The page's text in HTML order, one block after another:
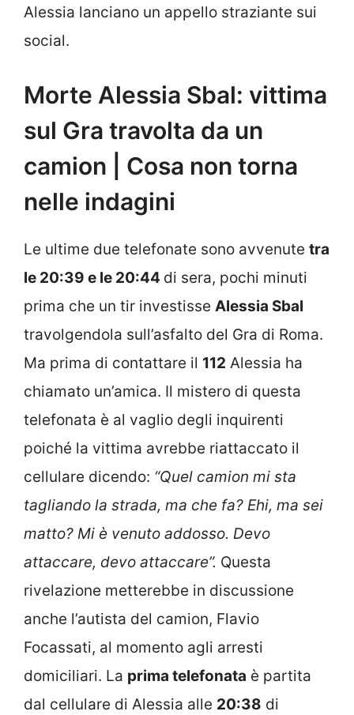
Alessia lanciano un appello straziante sui
social.
Morte Alessia Sbal: vittima
sul Gra travolta da un
camion | Cosa non torna
nelle indagini
Le ultime due telefonate sono avvenute tra
le 20:39 e le 20:44 di sera, pochi minuti
prima che un tir investisse Alessia Sbal
travolgendola sull’asfalto del Gra di Roma.
Ma prima di contattare il 112 Alessia ha
chiamato un’amica. Il mistero di questa
telefonata è al vaglio degli inquirenti
poiché la vittima avrebbe riattaccato il
cellulare dicendo: “Quel camion mi sta
tagliando la strada, ma che fa? Ehi, ma sei
matto? Mi è venuto addosso. Devo
attaccare, devo attaccare”. Questa
rivelazione metterebbe in discussione
anche l’autista del camion, Flavio
Focassati, al momento agli arresti
domiciliari. La prima telefonata è partita
dal cellulare di Alessia alle 20:38 di